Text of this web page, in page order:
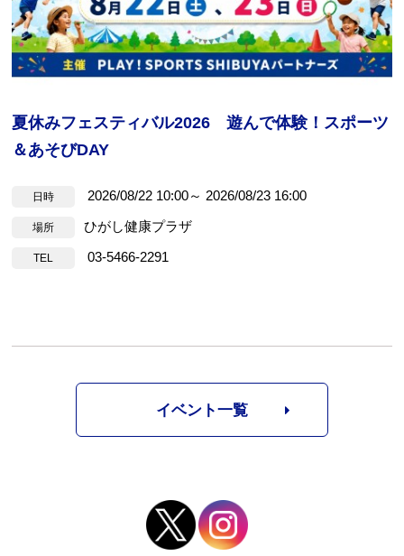
夏休みフェスティバル2026 遊んで体験！スポーツ
＆あそびDAY
日時 2026/08/22 10:00～ 2026/08/23 16:00
場所 ひがし健康プラザ
TEL 03-5466-2291
イベント一覧